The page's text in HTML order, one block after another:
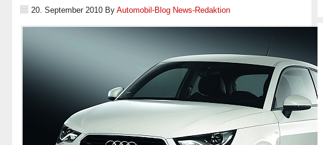
20. September 2010 By Automobil-Blog News-Redaktion